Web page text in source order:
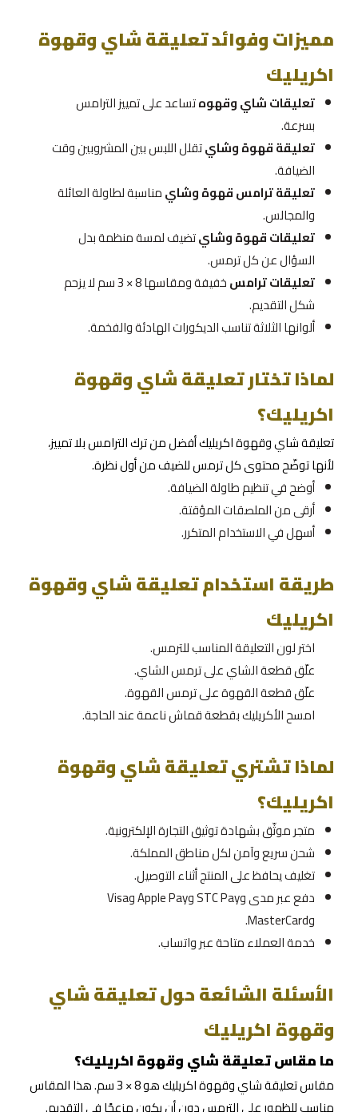
مميزات وفوائد تعليقة شاي وقهوة
اكريليك
تعليقات شاي وقهوهتساعد على تمييز الترامس
بسرعة.
تعليقة قهوة وشايتقلل اللبس بين المشروبين وقت
الضيافة.
تعليقة ترامس قهوة وشايمناسبة لطاولة العائلة
والمجالس.
تعليقات قهوة وشايتضيف لمسة منظمة بدل
السؤال عن كل ترمس.
تعليقات ترامس
خفيفة ومقاسها 8 × 3 سم لا يزحم
شكل التقديم.
ألوانها الثلاثة تناسب الديكورات الهادئة والفخمة.
لماذا تختار تعليقة شاي وقهوة
اكريليك؟
تعليقة شاي وقهوة اكريليك أفضل من ترك الترامس بلا تمييز،
لأنها توضّح محتوى كل ترمس للضيف من أول نظرة.
أوضح في تنظيم طاولة الضيافة.
أرقى من الملصقات المؤقتة.
أسهل في الاستخدام المتكرر.
طريقة استخدام تعليقة شاي وقهوة
اكريليك
اختر لون التعليقة المناسب للترمس.
علّق قطعة الشاي على ترمس الشاي.
علّق قطعة القهوة على ترمس القهوة.
امسح الأكريليك بقطعة قماش ناعمة عند الحاجة.
لماذا تشتري تعليقة شاي وقهوة
اكريليك؟
متجر موثّق بشهادة توثيق التجارة الإلكترونية.
شحن سريع وآمن لكل مناطق المملكة.
تغليف يحافظ على المنتج أثناء التوصيل.
دفع عبر مدى وSTC Pay وApple Pay وVisa
وMasterCard.
خدمة العملاء متاحة عبر واتساب.
الأسئلة الشائعة حول تعليقة شاي
وقهوة اكريليك
ما مقاس تعليقة شاي وقهوة اكريليك؟
مقاس تعليقة شاي وقهوة اكريليك هو 8 × 3 سم. هذا المقاس